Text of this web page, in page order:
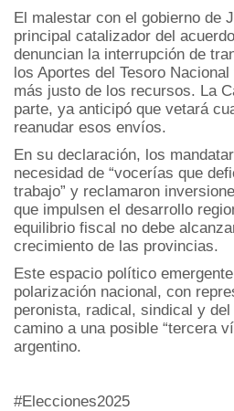
El malestar con el gobierno de
principal catalizador del
denuncian la interrupción de
los Aportes del Tesoro
más justo de los recursos. La
parte, ya anticipó que vetará
reanudar esos envíos.
En su declaración, los
necesidad de “vocerías que
trabajo” y reclamaron
que impulsen el desarrollo
equilibrio fiscal no debe
crecimiento de las provincias.
Este espacio político
polarización nacional, con
peronista, radical, sindical y
camino a una posible “tercera
argentino.
#Elecciones2025